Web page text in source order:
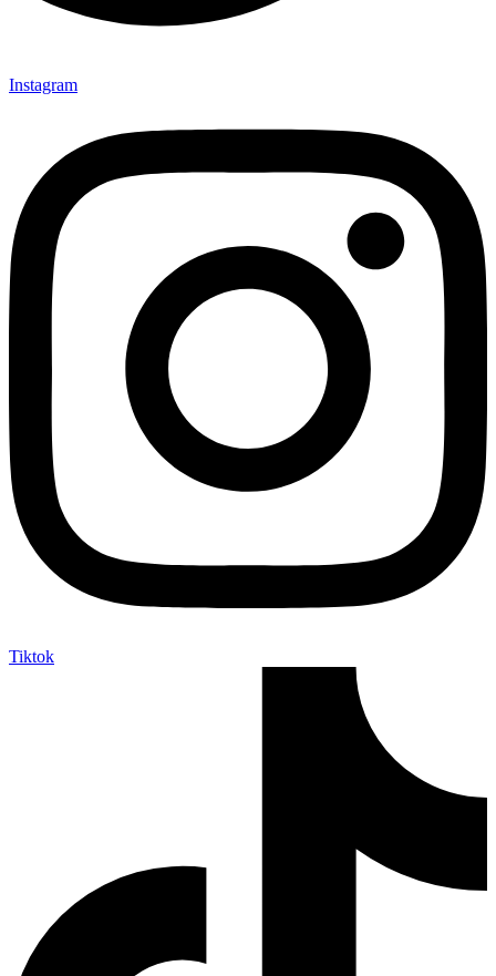
Instagram
Tiktok